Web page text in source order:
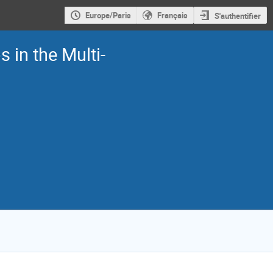
Europe/Paris Français S'authentifier
in the Multi-